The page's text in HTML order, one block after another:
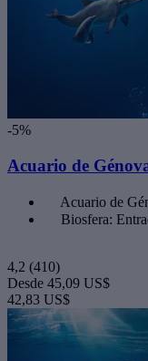
-5%
Acuario de
Acuario de
Biosfera:
4,2 (410)
Desde 45,09 US$
42,83 US$